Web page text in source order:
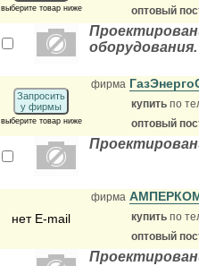
выберите товар ниже
оптовый
Запросить
у фирмы
выберите товар ниже
фирма
купить по
оптовый
нет E-mail
фирма
купить по
оптовый